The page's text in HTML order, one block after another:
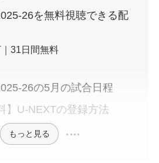
26を無料視聴できる配
31日間無料
26の5月の試合日程
】U-NEXTの登録方法
もっと見る